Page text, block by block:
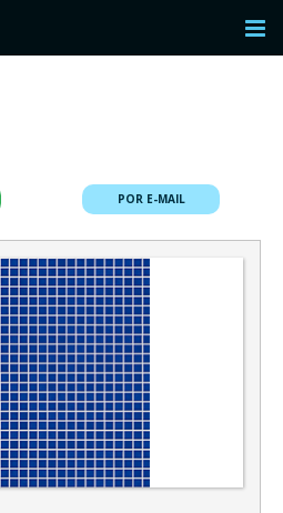
POR E-MAIL